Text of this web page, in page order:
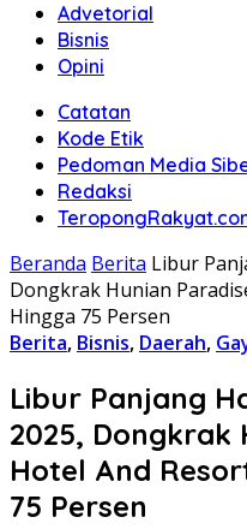
Advetorial
Bisnis
Opini
Catatan
Kode Etik
Pedoman Media
Redaksi
Beranda Berita Libur
Dongkrak Hunian
Hingga 75 Persen
Berita, Bisnis, Daerah,
Libur Panjang
2025, Dongkrak
Hotel And
75 Persen